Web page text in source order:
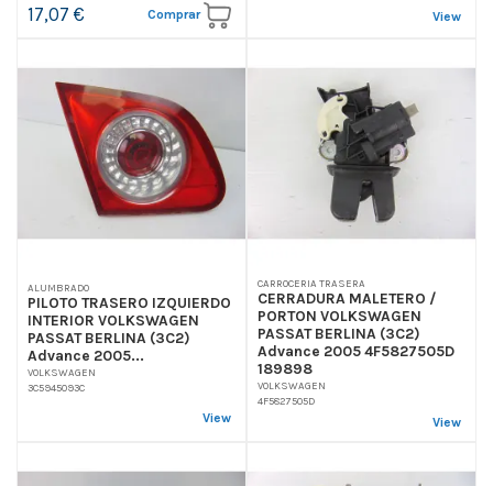
17,07 € Comprar View
ALUMBRADO
PILOTO TRASERO IZQUIERDO
INTERIOR VOLKSWAGEN
PASSAT BERLINA (3C2)
Advance 2005...
VOLKSWAGEN
3C5945093C
View
CARROCERIA TRASERA
CERRADURA MALETERO /
PORTON VOLKSWAGEN
PASSAT BERLINA (3C2)
Advance 2005 4F5827505D
189898
VOLKSWAGEN
4F5827505D
View